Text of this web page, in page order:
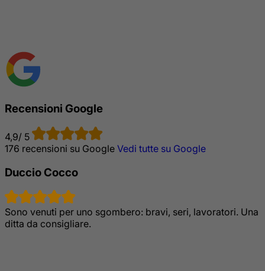
Recensioni Google
4,9/ 5
176 recensioni su Google Vedi tutte su Google
Duccio Cocco
Sono venuti per uno sgombero: bravi, seri, lavoratori. Una
ditta da consigliare.